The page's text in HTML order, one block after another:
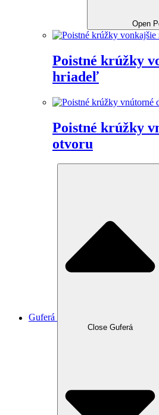
Open
Poistné krúžky
hriadeľ
Poistné krúžky
otvoru
Guferá
Close Guferá